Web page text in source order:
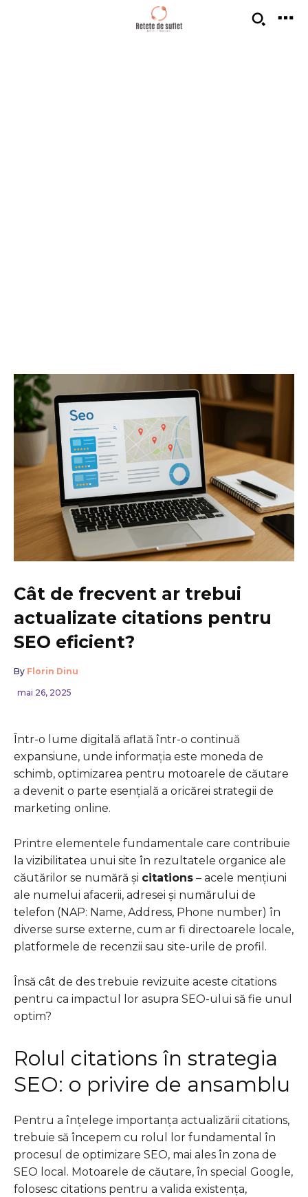
Cât de frecvent ar trebui
actualizate citations pentru
SEO eficient?
By Florin Dinu
mai 26, 2025
Într-o lume digitală aflată într-o continuă
expansiune, unde informația este moneda de
schimb, optimizarea pentru motoarele de căutare
a devenit o parte esențială a oricărei strategii de
marketing online.
Printre elementele fundamentale care contribuie
la vizibilitatea unui site în rezultatele organice ale
căutărilor se numără și citations – acele mențiuni
ale numelui afacerii, adresei și numărului de
telefon (NAP: Name, Address, Phone number) în
diverse surse externe, cum ar fi directoarele locale,
platformele de recenzii sau site-urile de profil.
Însă cât de des trebuie revizuite aceste citations
pentru ca impactul lor asupra SEO-ului să fie unul
optim?
Rolul citations în strategia
SEO: o privire de ansamblu
Pentru a înțelege importanța actualizării citations,
trebuie să începem cu rolul lor fundamental în
procesul de optimizare SEO, mai ales în zona de
SEO local. Motoarele de căutare, în special Google,
folosesc citations pentru a valida existența,